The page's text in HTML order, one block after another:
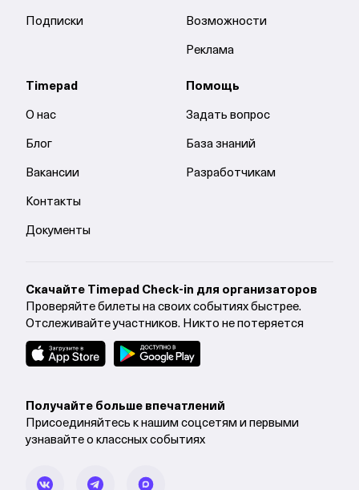
Подписки Возможности
Реклама
Timepad
О нас
Блог
Вакансии
Контакты
Документы
Помощь
Задать вопрос
База знаний
Разработчикам
Cкачайте Timepad Check-in для организаторов
Проверяйте билеты на своих событиях быстрее.
Отслеживайте участников. Никто не потеряется
Получайте больше впечатлений
Присоединяйтесь к нашим соцсетям и первыми
узнавайте о классных событиях